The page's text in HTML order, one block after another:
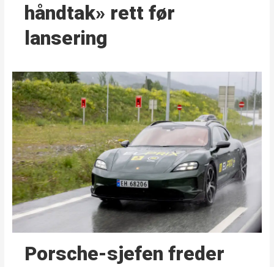
håndtak» rett før
lansering
Porsche-sjefen freder